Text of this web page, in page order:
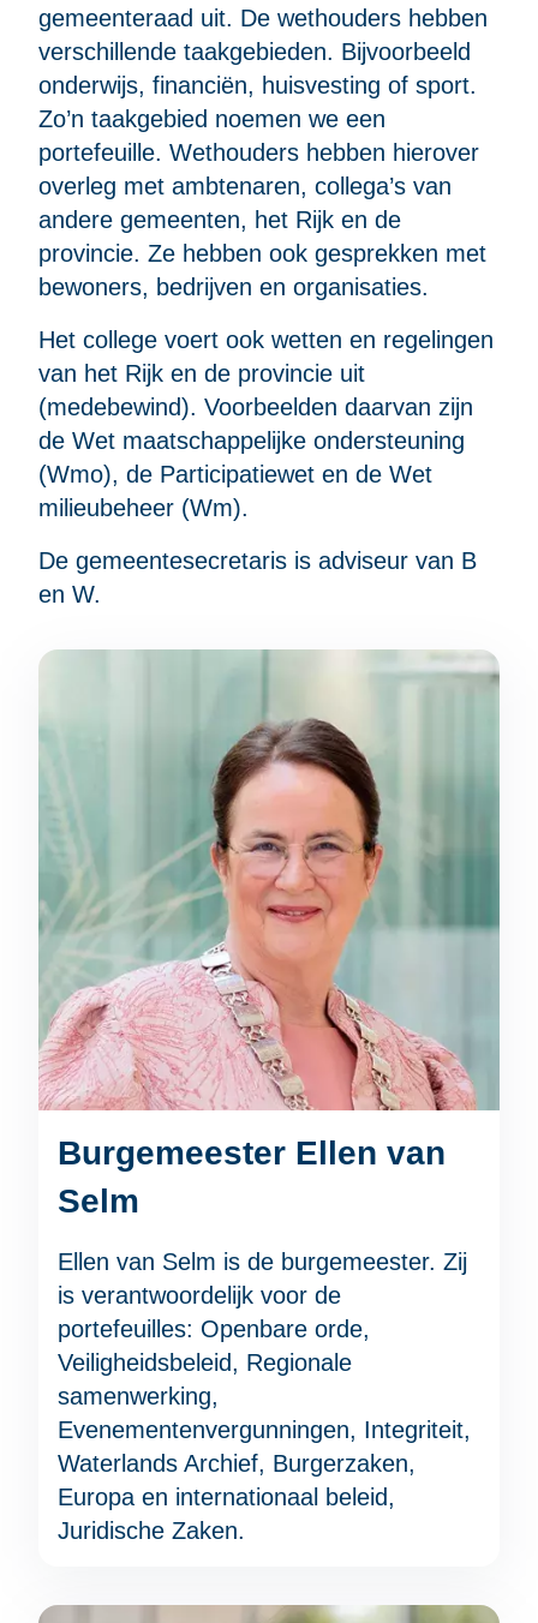
gemeenteraad uit. De wethouders hebben
verschillende taakgebieden. Bijvoorbeeld
onderwijs, financiën, huisvesting of sport.
Zo’n taakgebied noemen we een
portefeuille. Wethouders hebben hierover
overleg met ambtenaren, collega’s van
andere gemeenten, het Rijk en de
provincie. Ze hebben ook gesprekken met
bewoners, bedrijven en organisaties.
Het college voert ook wetten en regelingen
van het Rijk en de provincie uit
(medebewind). Voorbeelden daarvan zijn
de Wet maatschappelijke ondersteuning
(Wmo), de Participatiewet en de Wet
milieubeheer (Wm).
De gemeentesecretaris is adviseur van B
en W.
Burgemeester Ellen van
Selm
Ellen van Selm is de burgemeester. Zij
is verantwoordelijk voor de
portefeuilles: Openbare orde,
Veiligheidsbeleid, Regionale
samenwerking,
Evenementenvergunningen, Integriteit,
Waterlands Archief, Burgerzaken,
Europa en internationaal beleid,
Juridische Zaken.